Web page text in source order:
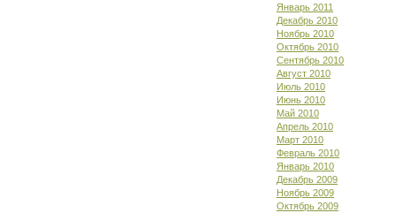
Январь 2011
Декабрь 2010
Ноябрь 2010
Октябрь 2010
Сентябрь 2010
Август 2010
Июль 2010
Июнь 2010
Май 2010
Апрель 2010
Март 2010
Февраль 2010
Январь 2010
Декабрь 2009
Ноябрь 2009
Октябрь 2009